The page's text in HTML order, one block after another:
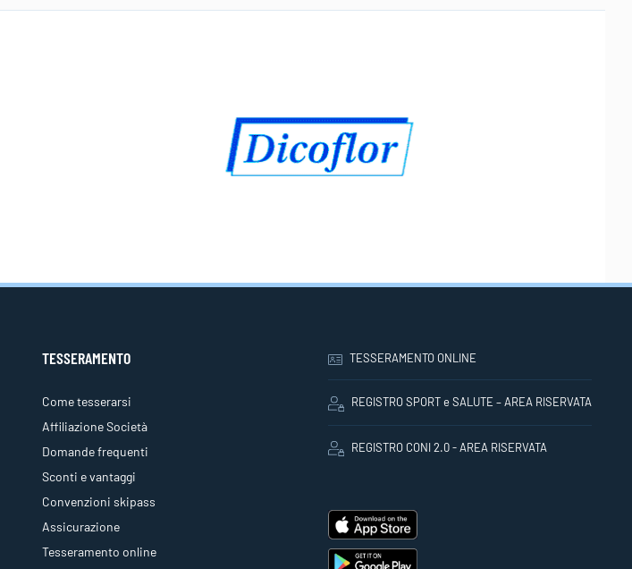
TESSERAMENTO
Come tesserarsi
Affiliazione Società
Domande frequenti
Sconti e vantaggi
Convenzioni skipass
Assicurazione
Tesseramento online
TESSERAMENTO ONLINE
REGISTRO SPORT e SALUTE – AREA RISERVATA
REGISTRO CONI 2.0 - AREA RISERVATA